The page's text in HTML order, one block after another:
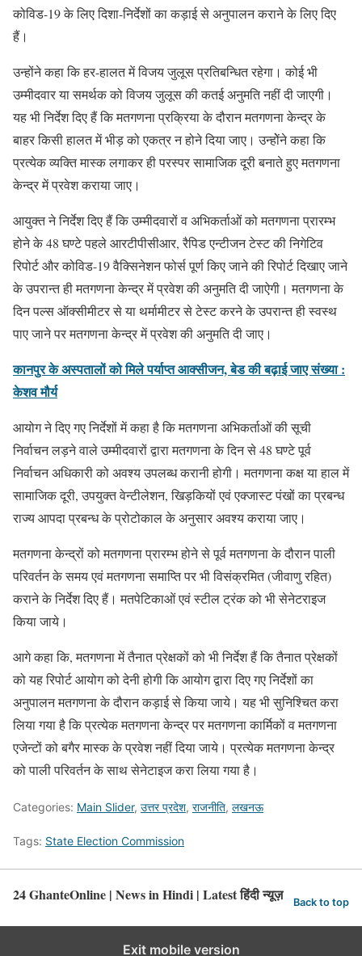
कोविड-19 के लिए दिशा-निर्देशों का कड़ाई से अनुपालन कराने के लिए दिए
हैं।
उन्होंने कहा कि हर-हालत में विजय जुलूस प्रतिबन्धित रहेगा। कोई भी
उम्मीदवार या समर्थक को विजय जुलूस की कतई अनुमति नहीं दी जाएगी।
यह भी निर्देश दिए हैं कि मतगणना प्रक्रिया के दौरान मतगणना केन्द्र के
बाहर किसी हालत में भीड़ को एकत्र न होने दिया जाए। उन्होेंने कहा कि
प्रत्येक व्यक्ति मास्क लगाकर ही परस्पर सामाजिक दूरी बनाते हुए मतगणना
केन्द्र में प्रवेश कराया जाए।
आयुक्त ने निर्देश दिए हैं कि उम्मीदवारों व अभिकर्ताओं को मतगणना प्रारम्भ
होने के 48 घण्टे पहले आरटीपीसीआर, रैपिड एन्टीजन टेस्ट की निगेटिव
रिपोर्ट और कोविड-19 वैक्सिनेशन फोर्स पूर्ण किए जाने की रिपोर्ट दिखाए जाने
के उपरान्त ही मतगणना केन्द्र में प्रवेश की अनुमति दी जाऐगी। मतगणना के
दिन पल्स ऑक्सीमीटर से या थर्मामीटर से टेस्ट करने के उपरान्त ही स्वस्थ
पाए जाने पर मतगणना केन्द्र में प्रवेश की अनुमति दी जाए।
कानपुर के अस्पतालों को मिले पर्याप्त आक्सीजन, बेड की बढ़ाई जाए संख्या :
केशव मौर्य
आयोग ने दिए गए निर्देशों में कहा है कि मतगणना अभिकर्ताओं की सूची
निर्वाचन लड़ने वाले उम्मीदवारों द्वारा मतगणना के दिन से 48 घण्टे पूर्व
निर्वाचन अधिकारी को अवश्य उपलब्ध करानी होगी। मतगणना कक्ष या हाल में
सामाजिक दूरी, उपयुक्त वेन्टीलेशन, खिड़कियों एवं एक्जास्ट पंखों का प्रबन्ध
राज्य आपदा प्रबन्ध के प्रोटोकाल के अनुसार अवश्य कराया जाए।
मतगणना केन्द्रों को मतगणना प्रारम्भ होने से पूर्व मतगणना के दौरान पाली
परिवर्तन के समय एवं मतगणना समाप्ति पर भी विसंक्रमित (जीवाणु रहित)
कराने के निर्देश दिए हैं। मतपेटिकाओं एवं स्टील ट्रंक को भी सेनेटराइज
किया जाये।
आगे कहा कि, मतगणना में तैनात प्रेक्षकों को भी निर्देश हैं कि तैनात प्रेक्षकों
को यह रिपोर्ट आयोग को देनी होगी कि आयोग द्वारा दिए गए निर्देशों का
अनुपालन मतगणना के दौरान कड़ाई से किया जाये। यह भी सुनिश्चित करा
लिया गया है कि प्रत्येक मतगणना केन्द्र पर मतगणना कार्मिकों व मतगणना
एजेन्टों को बगैर मास्क के प्रवेश नहीं ​दिया जाये। प्रत्येक मतगणना केन्द्र
को पाली परिवर्तन के साथ सेनेटाइज करा लिया गया है।
Categories: Main Slider, उत्तर प्रदेश, राजनीति, लखनऊ
Tags: State Election Commission
24 GhanteOnline | News in Hindi | Latest हिंदी न्यूज़ Back to top
Exit mobile version